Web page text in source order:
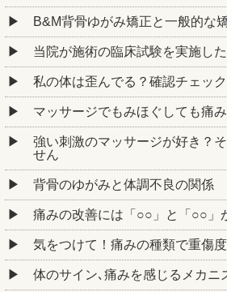
B&M背骨ゆがみ矯正と一般的な
当院が施術の臨床試験を実施し
私の体は歪んでる？確認チェッ
マッサージでもみほぐしても痛
強い刺激のマッサージが好き？
せん
背骨のゆがみと体調不良の関係
痛みの改善には「○○」と「○○」
気をつけて！痛みの種類で重傷
体のサイン､痛みを感じるメカニ